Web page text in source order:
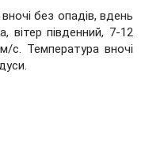
без опадів, вдень
вітер південний, 7-12
с. Температура вночі